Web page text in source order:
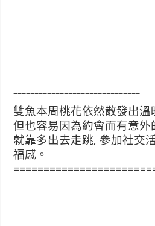
==============================
雙魚本周桃花依然散發出溫
但也容易因為約會而有意外
就靠多出去走跳, 參加社交
福感。